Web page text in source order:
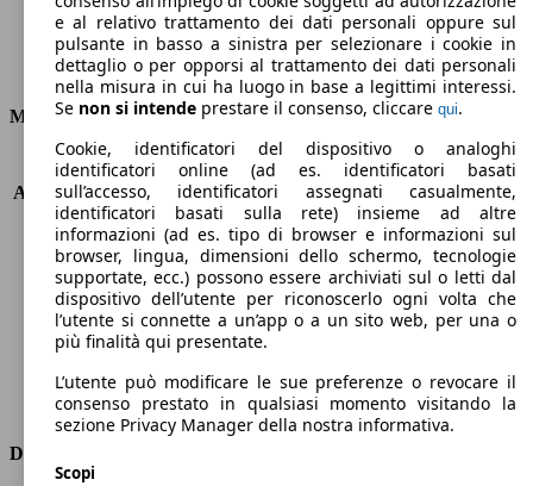
Ø 6.7 l/100km
Consumi
Motore e Prestazioni
KW (PS)
170 kW (231 PS)
Accelerazione (0-100 km/h) 6.3s
Velocità massima (km/h)
246 km/h
Numero di marce
6
Coppia
320 nm
Cilindrata
1998 ccm
Carburante
Benzina
Cilindri
4
Trasmissione
Manuale
Tipo di trazione
trazione anteriore
Dimensioni
e al relativo trattamento dei dati personali oppure sul
pulsante in basso a sinistra per selezionare i cookie in
dettaglio o per opporsi al trattamento dei dati personali
nella misura in cui ha luogo in base a legittimi interessi.
Se non si intende prestare il consenso, cliccare qui.
Cookie, identificatori del dispositivo o analoghi
identificatori online (ad es. identificatori basati
sull’accesso, identificatori assegnati casualmente,
identificatori basati sulla rete) insieme ad altre
informazioni (ad es. tipo di browser e informazioni sul
browser, lingua, dimensioni dello schermo, tecnologie
supportate, ecc.) possono essere archiviati sul o letti dal
dispositivo dell’utente per riconoscerlo ogni volta che
l’utente si connette a un’app o a un sito web, per una o
più finalità qui presentate.
L’utente può modificare le sue preferenze o revocare il
consenso prestato in qualsiasi momento visitando la
sezione Privacy Manager della nostra informativa.
Scopi